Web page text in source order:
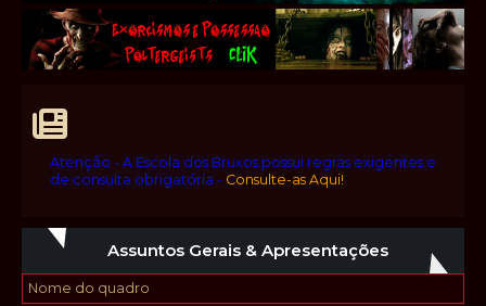
Atenção - A Escola dos Bruxos possui regras exigentes e
de consulta obrigatória - Consulte-as Aqui!
Assuntos Gerais & Apresentações
Nome do quadro